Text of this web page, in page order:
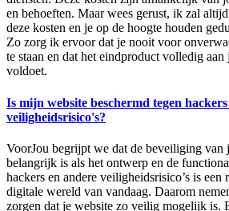
en behoeften. Maar wees gerust, ik zal
deze kosten en je op de hoogte houden
Zo zorg ik ervoor dat je nooit voor
te staan en dat het eindproduct volledig
voldoet.
Is mijn website beschermd tegen
veiligheidsrisico's?
VoorJou begrijpt we dat de beveiliging van
belangrijk is als het ontwerp en de
hackers en andere veiligheidsrisico’s is een
digitale wereld van vandaag. Daarom
zorgen dat je website zo veilig mogelijk is.